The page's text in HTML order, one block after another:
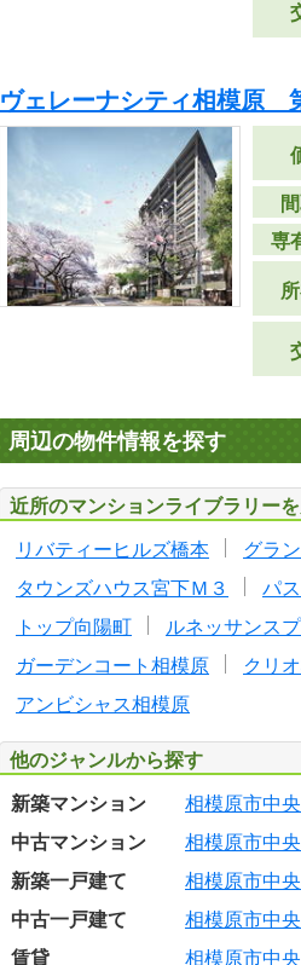
ヴェレーナシティ相模原
専
周辺の物件情報を探す
近所のマンションライブラリー
リバティーヒルズ橋本 グラ
タウンズハウス宮下Ｍ３
パ
トップ向陽町
ルネッサンス
ガーデンコート相模原
クリ
アンビシャス相模原
他のジャンルから探す
新築マンション 相模原市中
中古マンション
相模原市中
新築一戸建て
相模原市中
中古一戸建て
相模原市中
賃貸
相模原市中